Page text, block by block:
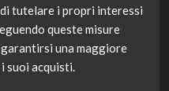
tutelare i propri interessi
queste misure
una maggiore
suoi acquisti.